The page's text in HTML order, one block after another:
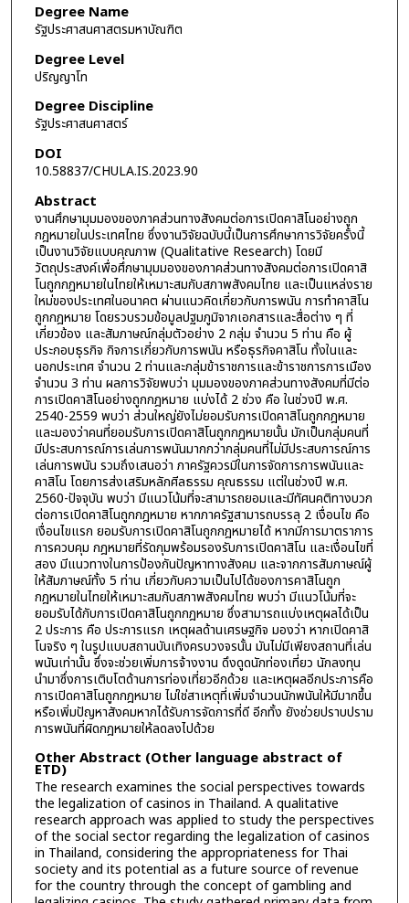
Degree Name
รัฐประศาสนศาสตรมหาบัณฑิต
Degree Level
ปริญญาโท
Degree Discipline
รัฐประศาสนศาสตร์
DOI
10.58837/CHULA.IS.2023.90
Abstract
งานศึกษามุมมองของภาคส่วนทางสังคมต่อการเปิดคาสิโนอย่างถูก
กฎหมายในประเทศไทย ซึ่งงานวิจัยฉบับนี้เป็นการศึกษาการวิจัยครั้งนี้
เป็นงานวิจัยแบบคุณภาพ (Qualitative Research) โดยมี
วัตถุประสงค์เพื่อศึกษามุมมองของภาคส่วนทางสังคมต่อการเปิดคาสิ
โนถูกกฎหมายในไทยให้เหมาะสมกับสภาพสังคมไทย และเป็นแหล่งราย
ใหม่ของประเทศในอนาคต ผ่านแนวคิดเกี่ยวกับการพนัน การทำคาสิโน
ถูกกฎหมาย โดยรวบรวมข้อมูลปฐมภูมิจากเอกสารและสื่อต่าง ๆ ที่
เกี่ยวข้อง และสัมภาษณ์กลุ่มตัวอย่าง 2 กลุ่ม จำนวน 5 ท่าน คือ ผู้
ประกอบธุรกิจ กิจการเกี่ยวกับการพนัน หรือธุรกิจคาสิโน ทั้งในและ
นอกประเทศ จำนวน 2 ท่านและกลุ่มข้าราชการและข้าราชการการเมือง
จำนวน 3 ท่าน ผลการวิจัยพบว่า มุมมองของภาคส่วนทางสังคมที่มีต่อ
การเปิดคาสิโนอย่างถูกกฎหมาย แบ่งได้ 2 ช่วง คือ ในช่วงปี พ.ศ.
2540-2559 พบว่า ส่วนใหญ่ยังไม่ยอมรับการเปิดคาสิโนถูกกฎหมาย
และมองว่าคนที่ยอมรับการเปิดคาสิโนถูกกฎหมายนั้น มักเป็นกลุ่มคนที่
มีประสบการณ์การเล่นการพนันมากกว่ากลุ่มคนที่ไม่มีประสบการณ์การ
เล่นการพนัน รวมถึงเสนอว่า ภาครัฐควรมีในการจัดการการพนันและ
คาสิโน โดยการส่งเสริมหลักศีลธรรม คุณธรรม แต่ในช่วงปี พ.ศ.
2560-ปัจจุบัน พบว่า มีแนวโน้มที่จะสามารถยอมและมีทัศนคติทางบวก
ต่อการเปิดคาสิโนถูกกฎหมาย หากภาครัฐสามารถบรรลุ 2 เงื่อนไข คือ
เงื่อนไขแรก ยอมรับการเปิดคาสิโนถูกกฎหมายได้ หากมีการมาตราการ
การควบคุม กฎหมายที่รัดกุมพร้อมรองรับการเปิดคาสิโน และเงื่อนไขที่
สอง มีแนวทางในการป้องกันปัญหาทางสังคม และจากการสัมภาษณ์ผู้
ให้สัมภาษณ์ทั้ง 5 ท่าน เกี่ยวกับความเป็นไปได้ของการคาสิโนถูก
กฎหมายในไทยให้เหมาะสมกับสภาพสังคมไทย พบว่า มีแนวโน้มที่จะ
ยอมรับได้กับการเปิดคาสิโนถูกกฎหมาย ซึ่งสามารถแบ่งเหตุผลได้เป็น
2 ประการ คือ ประการแรก เหตุผลด้านเศรษฐกิจ มองว่า หากเปิดคาสิ
โนจริง ๆ ในรูปแบบสถานบันเทิงครบวงจรนั้น มันไม่มีเพียงสถานที่เล่น
พนันเท่านั้น ซึ่งจะช่วยเพิ่มการจ้างงาน ดึงดูดนักท่องเที่ยว นักลงทุน
นำมาซึ่งการเติบโตด้านการท่องเที่ยวอีกด้วย และเหตุผลอีกประการคือ
การเปิดคาสิโนถูกกฎหมาย ไม่ใช่สาเหตุที่เพิ่มจำนวนนักพนันให้มีมากขึ้น
หรือเพิ่มปัญหาสังคมหากได้รับการจัดการที่ดี อีกทั้ง ยังช่วยปราบปราม
การพนันที่ผิดกฎหมายให้ลดลงไปด้วย
Other Abstract (Other language abstract of
ETD)
The research examines the social perspectives towards
the legalization of casinos in Thailand. A qualitative
research approach was applied to study the perspectives
of the social sector regarding the legalization of casinos
in Thailand, considering the appropriateness for Thai
society and its potential as a future source of revenue
for the country through the concept of gambling and